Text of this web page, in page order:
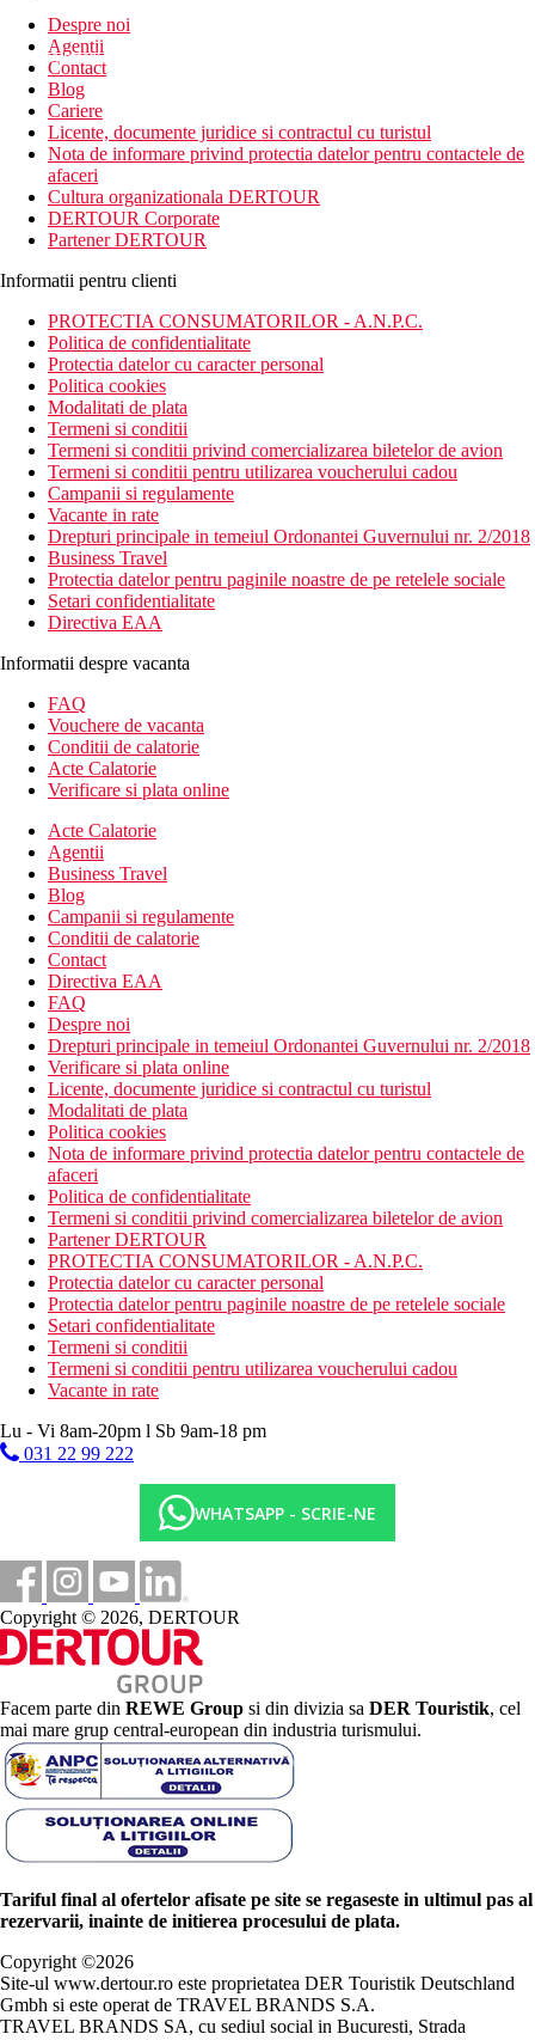
newsletter!
Despre noi
Agentii
Contact
Blog
Cariere
Licente, documente juridice si contractul cu turistul
Nota de informare privind protectia datelor pentru contactele de
afaceri
Cultura organizationala DERTOUR
DERTOUR Corporate
Partener DERTOUR
Informatii pentru clienti
PROTECTIA CONSUMATORILOR - A.N.P.C.
Politica de confidentialitate
Protectia datelor cu caracter personal
Politica cookies
Modalitati de plata
Termeni si conditii
Termeni si conditii privind comercializarea biletelor de avion
Termeni si conditii pentru utilizarea voucherului cadou
Campanii si regulamente
Vacante in rate
Drepturi principale in temeiul Ordonantei Guvernului nr. 2/2018
Business Travel
Protectia datelor pentru paginile noastre de pe retelele sociale
Setari confidentialitate
Directiva EAA
Informatii despre vacanta
FAQ
Vouchere de vacanta
Conditii de calatorie
Acte Calatorie
Verificare si plata online
Acte Calatorie
Agentii
Business Travel
Blog
Campanii si regulamente
Conditii de calatorie
Contact
Directiva EAA
FAQ
Despre noi
Drepturi principale in temeiul Ordonantei Guvernului nr. 2/2018
Verificare si plata online
Licente, documente juridice si contractul cu turistul
Modalitati de plata
Politica cookies
Nota de informare privind protectia datelor pentru contactele de
afaceri
Politica de confidentialitate
Termeni si conditii privind comercializarea biletelor de avion
Partener DERTOUR
PROTECTIA CONSUMATORILOR - A.N.P.C.
Protectia datelor cu caracter personal
Protectia datelor pentru paginile noastre de pe retelele sociale
Setari confidentialitate
Termeni si conditii
Termeni si conditii pentru utilizarea voucherului cadou
Vacante in rate
Lu - Vi 8am-20pm l Sb 9am-18 pm
031 22 99 222
WHATSAPP - SCRIE-NE
Copyright © 2026, DERTOUR
Facem parte din REWE Group si din divizia sa DER Touristik, cel
mai mare grup central-european din industria turismului.
Tariful final al ofertelor afisate pe site se regaseste in ultimul pas al
rezervarii, inainte de initierea procesului de plata.
Copyright ©2026
Site-ul www.dertour.ro este proprietatea DER Touristik Deutschland
Gmbh si este operat de TRAVEL BRANDS S.A.
TRAVEL BRANDS SA, cu sediul social in Bucuresti, Strada